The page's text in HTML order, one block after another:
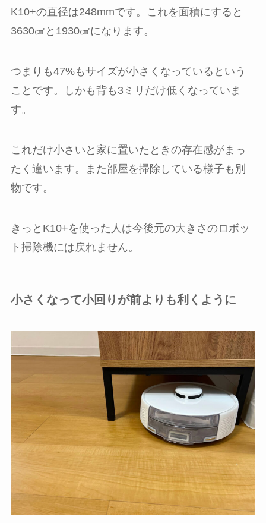
K10+の直径は248mmです。これを面積にすると
3630㎠と1930㎠になります。
つまりも47%もサイズが小さくなっている という
ことです。しかも背も3ミリだけ低くなっていま
す。
これだけ小さいと家に置いたときの存在感がまっ
たく違います。また部屋を掃除している様子も別
物です。
きっとK10+を使った人は今後元の大きさのロボッ
ト掃除機には戻れません。
小さくなって小回りが前よりも利くように